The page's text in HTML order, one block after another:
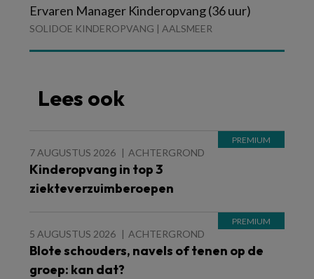
Ervaren Manager Kinderopvang (36 uur)
SOLIDOE KINDEROPVANG | AALSMEER
Lees ook
7 AUGUSTUS 2026 ACHTERGROND
Kinderopvang in top 3
ziekteverzuimberoepen
5 AUGUSTUS 2026 ACHTERGROND
Blote schouders, navels of tenen op de
groep: kan dat?